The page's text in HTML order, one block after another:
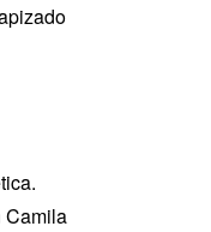
Camila